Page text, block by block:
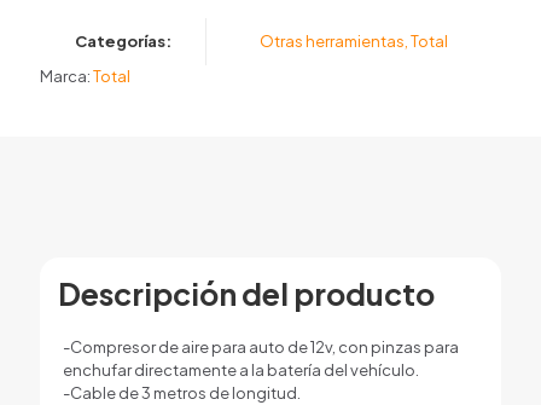
Categorías: Otras herramientas Total
Marca:Total
Descripción del producto
-Compresor de aire para auto de 12v, con pinzas para
enchufar directamente a la batería del vehículo.
-Cable de 3 metros de longitud.